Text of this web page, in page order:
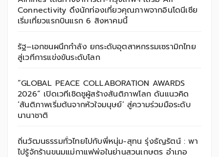
Connectivity ดึงนักท่องเที่ยวคุณภาพจากอินโดนีเซีย
เริ่มเที่ยวแรกบินแรก 6 สิงหาคมนี้
รัฐ–เอกชนผนึกกำลัง ยกระดับอุตสาหกรรมเซรามิกไทย
สู่เวทีการแข่งขันระดับโลก
“GLOBAL PEACE COLLABORATION AWARDS
2026” เปิดเวทีเชิดชูผู้สร้างสันติภาพโลก ดันแนวคิด
‘สันติภาพเริ่มต้นจากหัวใจมนุษย์’ สู่ความร่วมมือระดับ
นานาชาติ
ถิ่นวัฒนธรรมทั่วไทยไปกับพี่หนุ่ม-สุทน รุ่งธัญรัตน์ : พา
ไปรู้จักร้านขนมแม่กาแฟพ่อในย่านสวนเกษตร อำเภอ